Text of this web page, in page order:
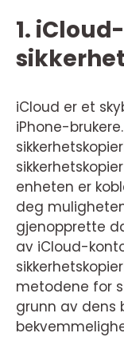
1. iCloud-
iCloud er et
iPhone-
enheten er
deg
gjenopprette
av iCloud-
metodene for
grunn av dens